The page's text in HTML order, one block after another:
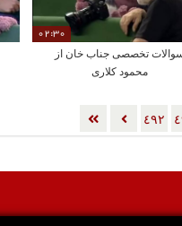
02:30
تخصصی جناب خان از
محمود کلاری
٤٩٢